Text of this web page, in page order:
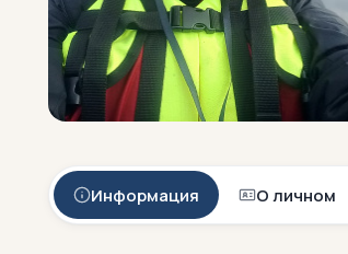
Информация О личном